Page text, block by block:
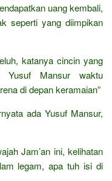
uang kembali,
seperti yang diimpikan
katanya cincin yang
Yusuf Mansur waktu
di depan keramaian”
ada Yusuf Mansur,
Jam’an ini, kelihatan
legam, apa tuh isi di